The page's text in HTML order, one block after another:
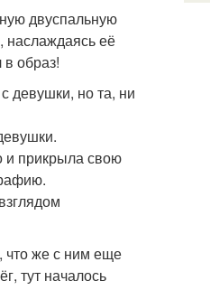
двуспальную
наслаждаясь её
образ!
девушки, но та, ни
и прикрыла свою
что же с ним еще
тут началось